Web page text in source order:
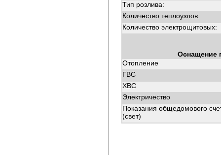
Тип розлива:
Количество теплоузлов:
Количество электрощитовых:
Оснащение
Отопление
ГВС
ХВС
Электричество
Показания общедомового
(свет)